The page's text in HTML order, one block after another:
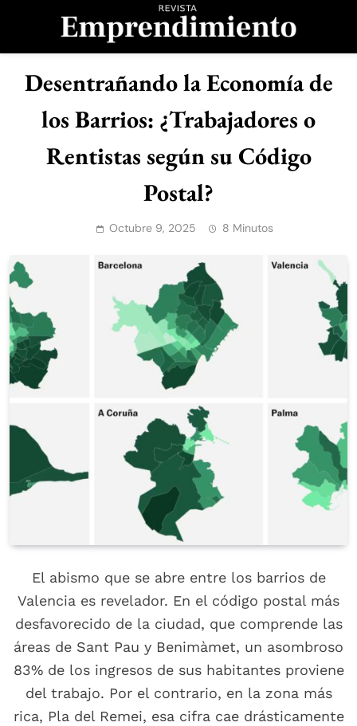
Revista
Emprendimiento
Desentrañando la Economía de
los Barrios: ¿Trabajadores o
Rentistas según su Código
Postal?
Octubre 9, 2025 8 Minutos
El abismo que se abre entre los barrios de
Valencia es revelador. En el código postal más
desfavorecido de la ciudad, que comprende las
áreas de Sant Pau y Benimàmet, un asombroso
83% de los ingresos de sus habitantes proviene
del trabajo. Por el contrario, en la zona más
rica, Pla del Remei, esa cifra cae drásticamente